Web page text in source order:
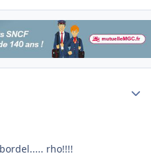
rho!!!!